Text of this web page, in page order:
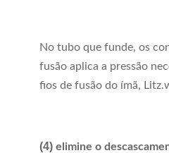
No tubo que funde, os
fusão aplica a pressão
fios de fusão do ímã,
(4) elimine o